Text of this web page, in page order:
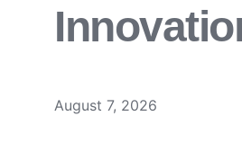
August 7, 2026